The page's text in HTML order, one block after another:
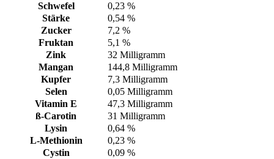
Schwefel
0,23 %
Stärke
0,54 %
Zucker
7,2 %
Fruktan
5,1 %
Zink
32 Milligramm
Mangan
144,8 Milligramm
Kupfer
7,3 Milligramm
Selen
0,05 Milligramm
Vitamin E
47,3 Milligramm
ß-Carotin
31 Milligramm
Lysin
0,64 %
L-Methionin
0,23 %
Cystin
0,09 %